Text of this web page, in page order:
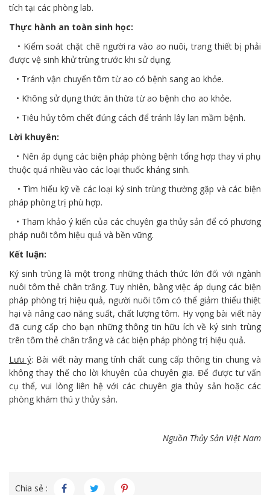
tích tại các phòng lab.
Thực hành an toàn sinh học:
• Kiểm soát chặt chẽ người ra vào ao nuôi, trang thiết bị phải
được vệ sinh khử trùng trước khi sử dụng.
• Tránh vận chuyển tôm từ ao có bệnh sang ao khỏe.
• Không sử dụng thức ăn thừa từ ao bệnh cho ao khỏe.
• Tiêu hủy tôm chết đúng cách để tránh lây lan mầm bệnh.
Lời khuyên:
• Nên áp dụng các biện pháp phòng bệnh tổng hợp thay vì phụ
thuộc quá nhiều vào các loại thuốc kháng sinh.
• Tìm hiểu kỹ về các loại ký sinh trùng thường gặp và các biện
pháp phòng trị phù hợp.
• Tham khảo ý kiến của các chuyên gia thủy sản để có phương
pháp nuôi tôm hiệu quả và bền vững.
Kết luận:
Ký sinh trùng là một trong những thách thức lớn đối với ngành
nuôi tôm thẻ chân trắng. Tuy nhiên, bằng việc áp dụng các biện
pháp phòng trị hiệu quả, người nuôi tôm có thể giảm thiểu thiệt
hại và nâng cao năng suất, chất lượng tôm. Hy vọng bài viết này
đã cung cấp cho bạn những thông tin hữu ích về ký sinh trùng
trên tôm thẻ chân trắng và các biện pháp phòng trị hiệu quả.
Lưu ý: Bài viết này mang tính chất cung cấp thông tin chung và
không thay thế cho lời khuyên của chuyên gia. Để được tư vấn
cụ thể, vui lòng liên hệ với các chuyên gia thủy sản hoặc các
phòng khám thú y thủy sản.
Nguồn Thủy Sản Việt Nam
Chia sẻ :